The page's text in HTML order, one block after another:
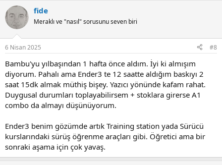
c
t
i
s
fide
Meraklı ve "nasıl" sorusunu seven biri
6 Nisan 2025 #8
Bambu'yu yılbaşından 1 hafta önce aldım. İyi ki almışım
diyorum. Pahalı ama Ender3 te 12 saatte aldığım baskıyı 2
saat 15dk almak müthiş bişey. Yazıcı yönünde kafam rahat.
Duygusal durumları toplayabilirsem + stoklara girerse A1
combo da almayı düşünüyorum.
Ender3 benim gözümde artık Training station yada Sürücü
kurslarındaki sürüş öğrenme araçları gibi. Öğretici ama bir
sonraki aşama için çok yavaş.